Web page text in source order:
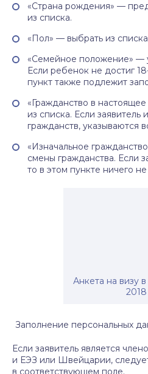
«Страна рождения» —
из списка.
«Пол» — выбрать из
«Семейное положение» —
Если ребенок не достиг
пункт также подлежит
«Гражданство в
из списка. Если заявитель
гражданств, указываются
«Изначальное
смены гражданства. Если
то в этом пункте ничего не
Анкета на визу
2018
Заполнение персональных
Если заявитель является
и ЕЭЗ или Швейцарии,
в соответствующем поле.